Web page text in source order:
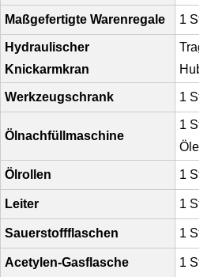
Maßgefertigte Warenregale 1
Hydraulischer
Knickarmkran
Werkzeugschrank 1
Ölnachfüllmaschine
1
Ölrollen 1
Leiter 1
Sauerstoffflaschen 1
Acetylen-Gasflasche 1